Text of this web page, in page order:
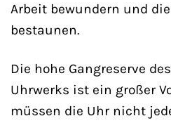
Arbeit bewundern und
bestaunen.
Die hohe Gangreserve
Uhrwerks ist ein großer
müssen die Uhr nicht